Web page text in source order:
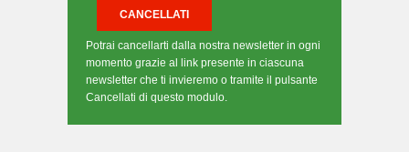
Potrai cancellarti dalla nostra newsletter in ogni
momento grazie al link presente in ciascuna
newsletter che ti invieremo o tramite il pulsante
Cancellati di questo modulo.